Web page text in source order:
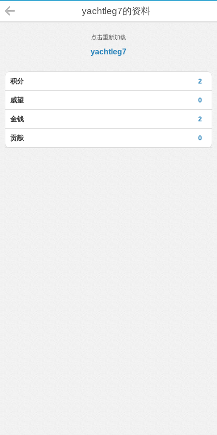
yachtleg7的资料
点击重新加载
yachtleg7
2
积分
0
威望
2
金钱
0
贡献